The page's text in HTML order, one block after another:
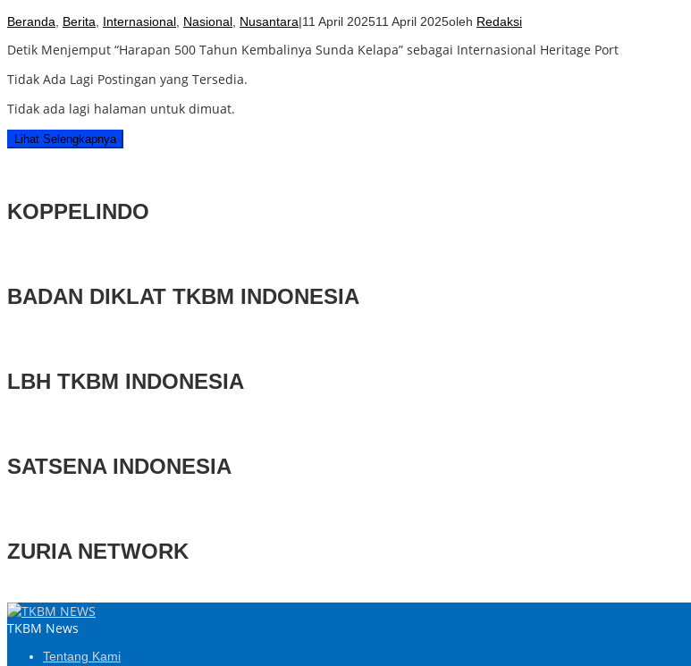
Beranda Berita Internasional Nasional Nusantara|11 April 202511 April 2025oleh Redaksi
Detik Menjemput “Harapan 500 Tahun Kembalinya Sunda Kelapa” sebagai Internasional Heritage Port
Tidak Ada Lagi Postingan yang Tersedia.
Tidak ada lagi halaman untuk dimuat.
Lihat Selengkapnya
KOPPELINDO
BADAN DIKLAT TKBM INDONESIA
LBH TKBM INDONESIA
SATSENA INDONESIA
ZURIA NETWORK
TKBM News
Tentang Kami